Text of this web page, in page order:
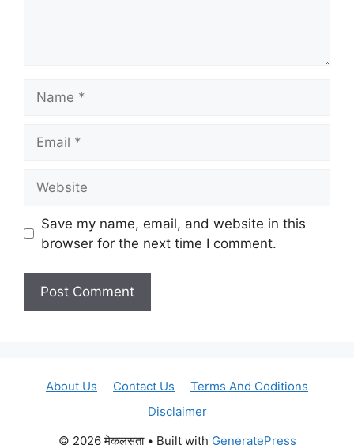
Save my name, email, and website in this
browser for the next time I comment.
About Us Contact Us
Terms And Coditions
Disclaimer
© 2026 मेकलसुता• Built with GeneratePress